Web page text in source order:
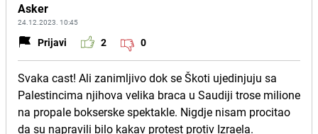
Asker
24.12.2023. 10:45
Prijavi 2 0
Svaka cast! Ali zanimljivo dok se Škoti ujedinjuju sa
Palestincima njihova velika braca u Saudiji trose milione
na propale bokserske spektakle. Nigdje nisam procitao
da su napravili bilo kakav protest protiv Izraela.